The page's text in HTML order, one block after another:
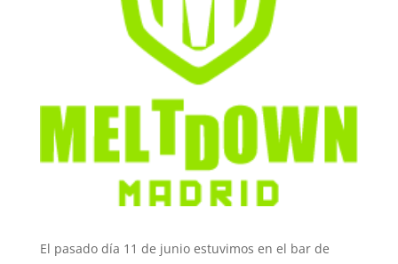
El pasado día 11 de junio estuvimos en el bar de